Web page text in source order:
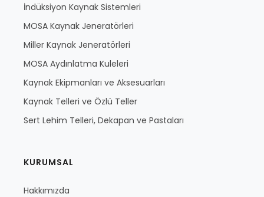
İndüksiyon Kaynak Sistemleri
MOSA Kaynak Jeneratörleri
Miller Kaynak Jeneratörleri
MOSA Aydınlatma Kuleleri
Kaynak Ekipmanları ve Aksesuarları
Kaynak Telleri ve Özlü Teller
Sert Lehim Telleri, Dekapan ve Pastaları
KURUMSAL
Hakkımızda